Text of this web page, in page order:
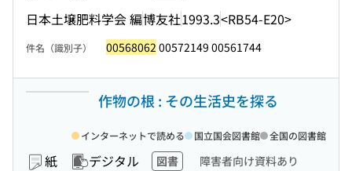
日本土壌肥料学会 編博友社1993.3<RB54-E20>
件名（識別子） 00568062 00572149 00561744
作物の根 : その生活史を探る
紙 デジタル 図書 障害者向け資料あり
インターネットで読める 国立国会図書館 全国の図書館